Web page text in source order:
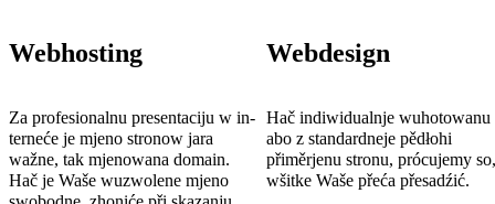
Webhosting Webdesign
Za pro­fesio­nal­nu pre­sen­ta­ciju w in­
ter­neće je mjeno stronow jara
wažne, tak mjenowana domain.
Hač je Waše wuzwolene mjeno
Hač indiwi­dualnje wuho­to­wanu
abo z stan­dard­neje pěd­łohi
přiměrjenu stronu, prócujemy so,
wšitke Waše přeća přesadźić.